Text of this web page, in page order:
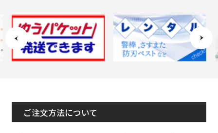
ご注文方法について